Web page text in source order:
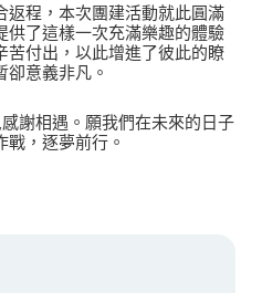
返程，本次團建活動就此圓滿
供了這樣一次充滿樂趣的體驗
苦付出，以此增進了彼此的瞭
意義非凡。
謝相遇。願我們在未來的日子
，逐夢前行。